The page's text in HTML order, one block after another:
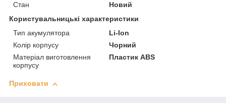
Стан
Новий
Користувальницькі характеристики
Тип акумулятора
Li-Ion
Колір корпусу
Чорний
Матеріал виготовлення
корпусу
Пластик ABS
Приховати